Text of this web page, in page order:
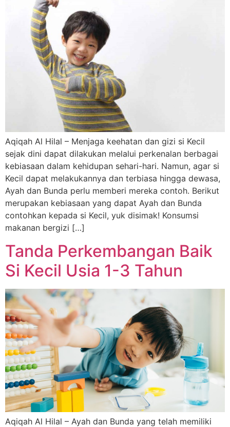
Aqiqah Al Hilal – Menjaga keehatan dan gizi si Kecil
sejak dini dapat dilakukan melalui perkenalan berbagai
kebiasaan dalam kehidupan sehari-hari. Namun, agar si
Kecil dapat melakukannya dan terbiasa hingga dewasa,
Ayah dan Bunda perlu memberi mereka contoh. Berikut
merupakan kebiasaan yang dapat Ayah dan Bunda
contohkan kepada si Kecil, yuk disimak! Konsumsi
makanan bergizi […]
Tanda Perkembangan Baik
Si Kecil Usia 1-3 Tahun
Aqiqah Al Hilal – Ayah dan Bunda yang telah memiliki